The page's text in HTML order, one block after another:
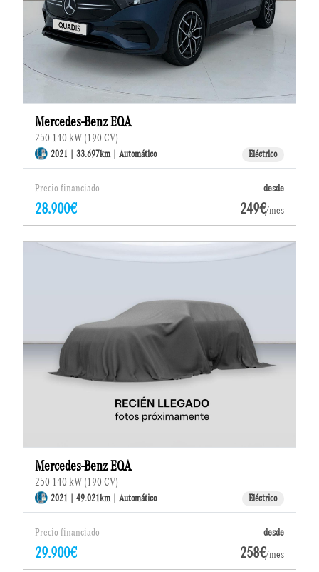
Mercedes-Benz EQA
250 140 kW (190 CV)
2021 | 33.697km | Automático Eléctrico
Precio financiado desde
28.900€ 249€/mes
Mercedes-Benz EQA
250 140 kW (190 CV)
2021 | 49.021km | Automático Eléctrico
Precio financiado desde
29.900€ 258€/mes